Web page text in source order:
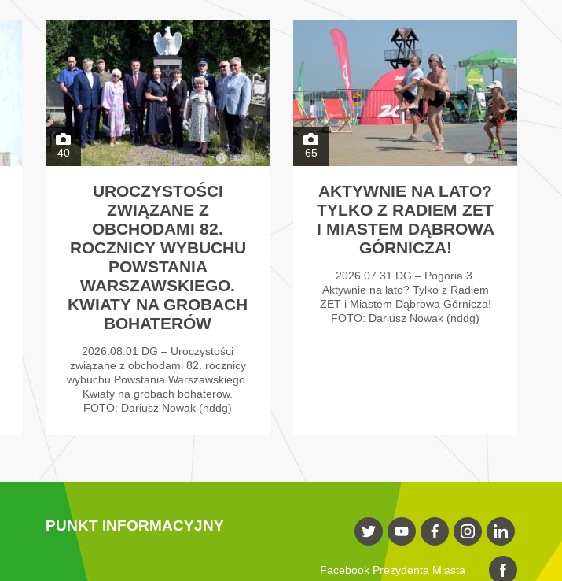
40
UROCZYSTOŚCI
ZWIĄZANE Z
OBCHODAMI 82.
ROCZNICY WYBUCHU
POWSTANIA
WARSZAWSKIEGO.
KWIATY NA GROBACH
BOHATERÓW
2026.08.01 DG – Uroczystości
związane z obchodami 82. rocznicy
wybuchu Powstania Warszawskiego.
Kwiaty na grobach bohaterów.
FOTO: Dariusz Nowak (nddg)
65
AKTYWNIE NA LATO?
TYLKO Z RADIEM ZET
I MIASTEM DĄBROWA
GÓRNICZA!
2026.07.31 DG – Pogoria 3.
Aktywnie na lato? Tylko z Radiem
ZET i Miastem Dąbrowa Górnicza!
FOTO: Dariusz Nowak (nddg)
PUNKT INFORMACYJNY
Facebook Prezydenta Miasta